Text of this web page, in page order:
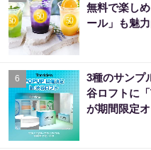
無料で楽し
ール」も魅
6
3種のサンプ
谷ロフトに
が期間限定